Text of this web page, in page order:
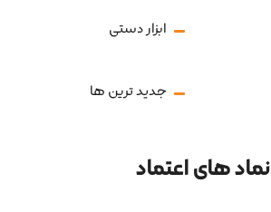
ابزار دستی
جدید ترین ها
نماد های اعتماد